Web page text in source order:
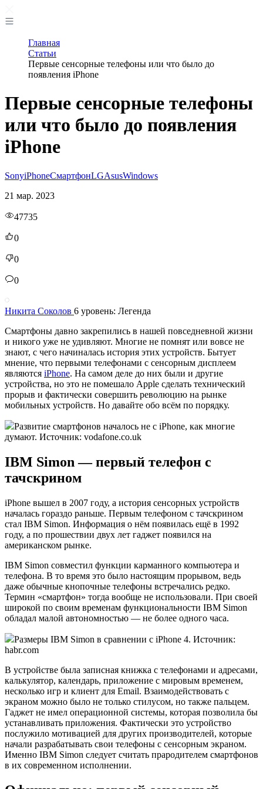
Главная
Статьи
Первые сенсорные телефоны или что было до
появления iPhone
Первые сенсорные телефоны
или что было до появления
iPhone
SonyiPhoneСмартфонLGAsusWindows
21 мар. 2023
47735
0
0
0
Никита Соколов 6 уровень: Легенда
Смартфоны давно закрепились в нашей повседневной жизни
и никого уже не удивляют. Многие не помнят или вовсе не
знают, с чего начиналась история этих устройств. Бытует
мнение, что первыми телефонами с сенсорным дисплеем
являются iPhone. На самом деле до них были и другие
устройства, но это не помешало Apple сделать технический
прорыв и фактически совершить революцию на рынке
мобильных устройств. Но давайте обо всём по порядку.
Развитие смартфонов началось не с iPhone, как многие
думают. Источник: vodafone.co.uk
IBM Simon — первый телефон с
тачскрином
iPhone вышел в 2007 году, а история сенсорных устройств
началась гораздо раньше. Первым телефоном с тачскрином
стал IBM Simon. Информация о нём появилась ещё в 1992
году, а по прошествии двух лет гаджет появился на
американском рынке.
IBM Simon совместил функции карманного компьютера и
телефона. В то время это было настоящим прорывом, ведь
даже обычные кнопочные телефоны встречались редко.
Термин «смартфон» тогда вообще не использовали. При своей
широкой по своим временам функциональности IBM Simon
обладал малой автономностью — не более одного часа.
Размеры IBM Simon в сравнении с iPhone 4. Источник:
habr.com
В устройстве была записная книжка с телефонами и адресами,
калькулятор, календарь, приложение с мировым временем,
несколько игр и клиент для Email. Взаимодействовать с
экраном можно было не только стилусом, но также пальцем.
Гаджет не имел операционной системы, которая позволила бы
устанавливать приложения. Фактически это устройство
послужило мотивацией для других производителей, которые
начали разрабатывать свои телефоны с сенсорным экраном.
Именно IBM Simon следует считать прародителем смартфонов
в их современном исполнении.